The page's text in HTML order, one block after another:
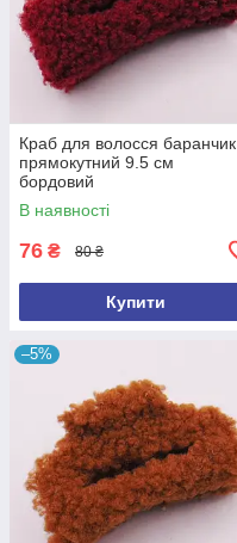
Краб для волосся баранчик
прямокутний 9.5 см
бордовий
В наявності
76 ₴ 80 ₴
Купити
–5%